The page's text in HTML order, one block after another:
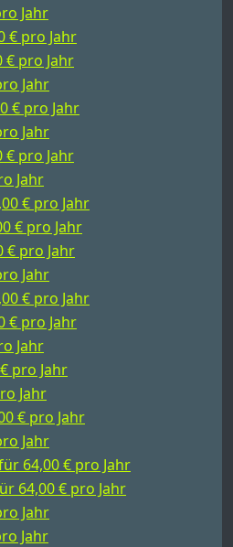
Jahr
€ pro Jahr
€ pro Jahr
Jahr
€ pro Jahr
Jahr
€ pro Jahr
Jahr
€ pro Jahr
€ pro Jahr
€ pro Jahr
Jahr
€ pro Jahr
€ pro Jahr
Jahr
pro Jahr
Jahr
€ pro Jahr
Jahr
64,00 € pro Jahr
64,00 € pro Jahr
Jahr
Jahr